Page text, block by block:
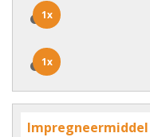
1x
1x
1x
1x
Impregneermiddel